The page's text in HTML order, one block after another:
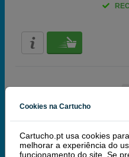
Osram lâmpada LED E14
5.5W | 60W
Cookies na Cartucho
Cartucho.pt usa cookies
melhorar a experiência do
funcionamento do site. Se